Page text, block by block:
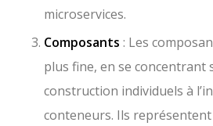
microservices.
Composants : Les
plus fine, en se concentrant
construction individuels à
conteneurs. Ils représentent